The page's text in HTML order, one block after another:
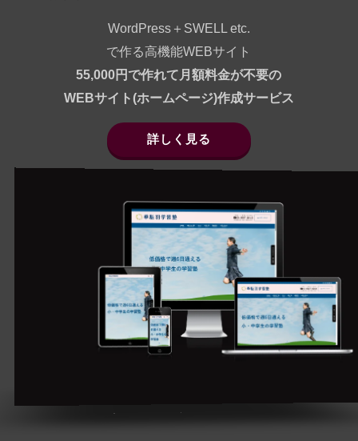
WordPress＋SWELL etc.
で作る高機能WEBサイト
55,000円で作れて月額料金が不要の
WEBサイト(ホームページ)作成サービス
詳しく見る